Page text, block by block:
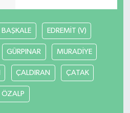
BAŞKALE EDREMİT (V)
GÜRPINAR MURADİYE
ÇALDIRAN ÇATAK
ÖZALP